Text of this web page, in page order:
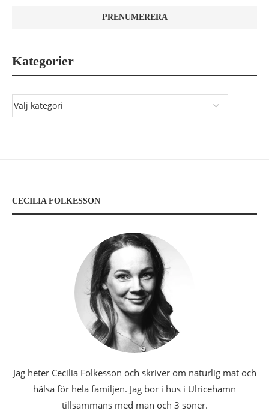
Kategorier
CECILIA FOLKESSON
Jag heter Cecilia Folkesson och skriver om naturlig mat och
hälsa för hela familjen. Jag bor i hus i Ulricehamn
tillsammans med man och 3 söner.